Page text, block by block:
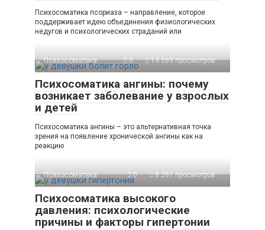
Психосоматика псориаза – направление, которое
поддерживает идею объединения физиологических
недугов и психологических страданий или
Психосоматика 0 14 569 просмотров
Психосоматика ангины: почему
возникает заболевание у взрослых
и детей
Психосоматика ангины – это альтернативная точка
зрения на появление хронической ангины как на
реакцию
Психосоматика 0 8 261 просмотров
Психосоматика высокого
давления: психологические
причины и факторы гипертонии